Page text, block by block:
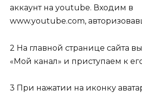
аккаунт на youtube. Входим в
www.youtube.com,
2 На главной странице сайта
«Мой канал» и приступаем к
3 При нажатии на иконку